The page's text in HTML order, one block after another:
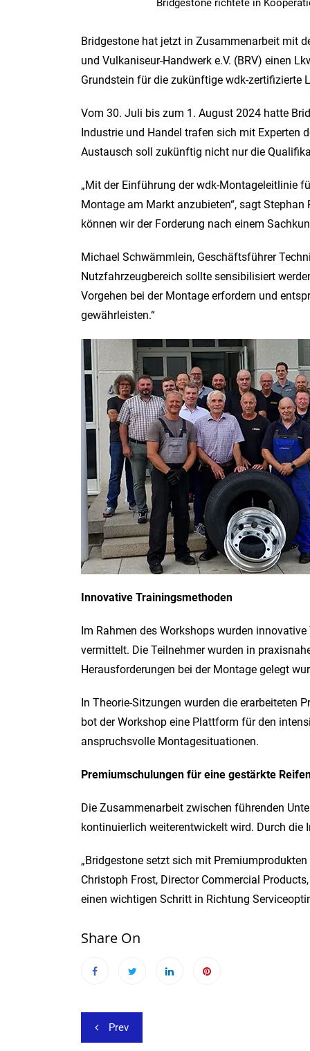
Bridgestone richtete in
Bridgestone hat jetzt in Zusammenarbeit mit
und Vulkaniseur-Handwerk e.V. (BRV) einen
Grundstein für die zukünftige wdk-zertifizierte
Vom 30. Juli bis zum 1. August 2024 hatte
Industrie und Handel trafen sich mit Experten
Austausch soll zukünftig nicht nur die
„Mit der Einführung der wdk-Montageleitlinie
Montage am Markt anzubieten“, sagt
können wir der Forderung nach einem
Michael Schwämmlein, Geschäftsführer
Nutzfahrzeugbereich sollte sensibilisiert
Vorgehen bei der Montage erfordern und
gewährleisten.“
Innovative Trainingsmethoden
Im Rahmen des Workshops wurden
vermittelt. Die Teilnehmer wurden in
Herausforderungen bei der Montage gelegt
In Theorie-Sitzungen wurden die erarbeiteten
bot der Workshop eine Plattform für den
anspruchsvolle Montagesituationen.
Premiumschulungen für eine gestärkte
Die Zusammenarbeit zwischen führenden
kontinuierlich weiterentwickelt wird. Durch
„Bridgestone setzt sich mit
Christoph Frost, Director Commercial
einen wichtigen Schritt in Richtung
Share On
Beitragsnavigation
Prev